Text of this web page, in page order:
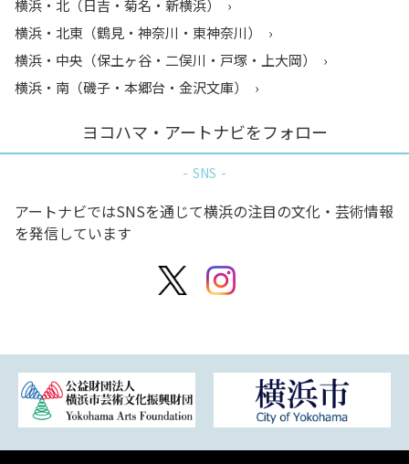
横浜・北（日吉・菊名・新横浜）
横浜・北東（鶴見・神奈川・東神奈川）
横浜・中央（保土ヶ谷・二俣川・戸塚・上大岡）
横浜・南（磯子・本郷台・金沢文庫）
ヨコハマ・アートナビをフォロー
SNS
アートナビではSNSを通じて横浜の注目の文化・芸術情報
を発信しています